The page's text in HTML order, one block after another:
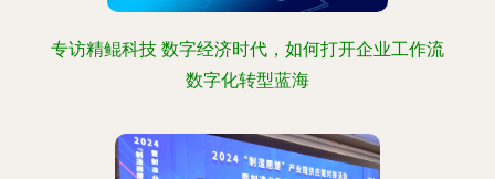
专访精鲲科技 数字经济时代，如何打开企业工作流
数字化转型蓝海